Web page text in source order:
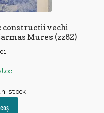
constructii vechi
Mures (zz62)
stock